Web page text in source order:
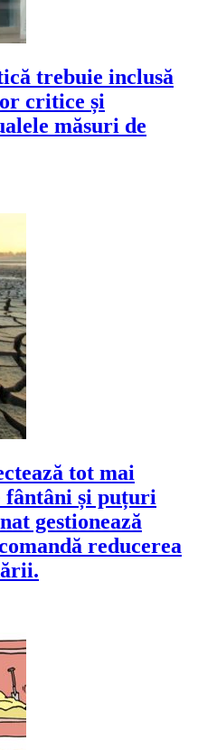
trebuie inclusă
critice și
măsuri de
tot mai
și puțuri
gestionează
reducerea